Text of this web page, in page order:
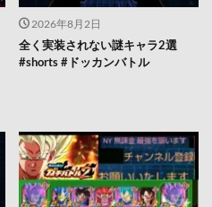
2026年8月2日
全く実装されない謎キャラ2選
#shorts #ドッカンバトル